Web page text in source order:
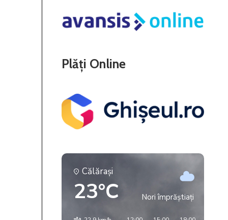
Plăți Online
Călăraşi
23°C Nori împrăștiați